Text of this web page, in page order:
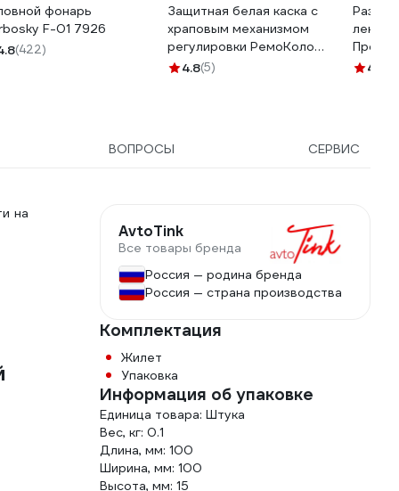
фонарь
F-01 7926
(422)
Защитная белая каска с
храповым механизмом
регулировки РемоКолор
22-4-007
4.8(5)
лента
4.4
ВОПРОСЫ СЕРВИС
на
AvtoTink
Все товары бренда
Россия — родина бренда
Россия — страна производства
Комплектация
Жилет
Упаковка
Информация об упаковке
Единица товара: Штука
Вес, кг: 0.1
Длина, мм: 100
Ширина, мм: 100
Высота, мм: 15